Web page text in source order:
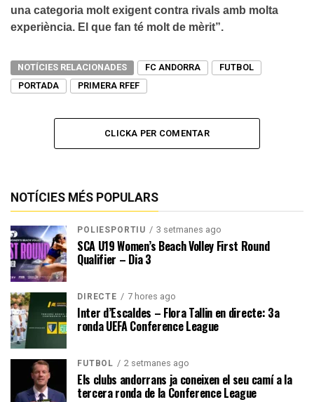
una categoria molt exigent contra rivals amb molta
experiència. El que fan té molt de mèrit”.
NOTÍCIES RELACIONADES FC ANDORRA
FUTBOL
PORTADA
PRIMERA RFEF
CLICKA PER COMENTAR
NOTÍCIES MÉS POPULARS
POLIESPORTIU 3 setmanes ago
SCA U19 Women’s Beach Volley First Round
Qualifier – Dia 3
DIRECTE 7 hores ago
Inter d’Escaldes – Flora Tallin en directe: 3a
ronda UEFA Conference League
FUTBOL 2 setmanes ago
Els clubs andorrans ja coneixen el seu camí a la
tercera ronda de la Conference League